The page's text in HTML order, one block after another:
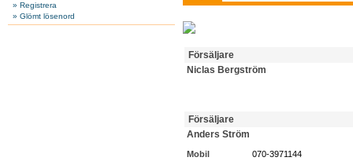
» Registrera
» Glömt lösenord
Försäljare
Niclas Bergström
Försäljare
Anders Ström
Mobil 070-3971144